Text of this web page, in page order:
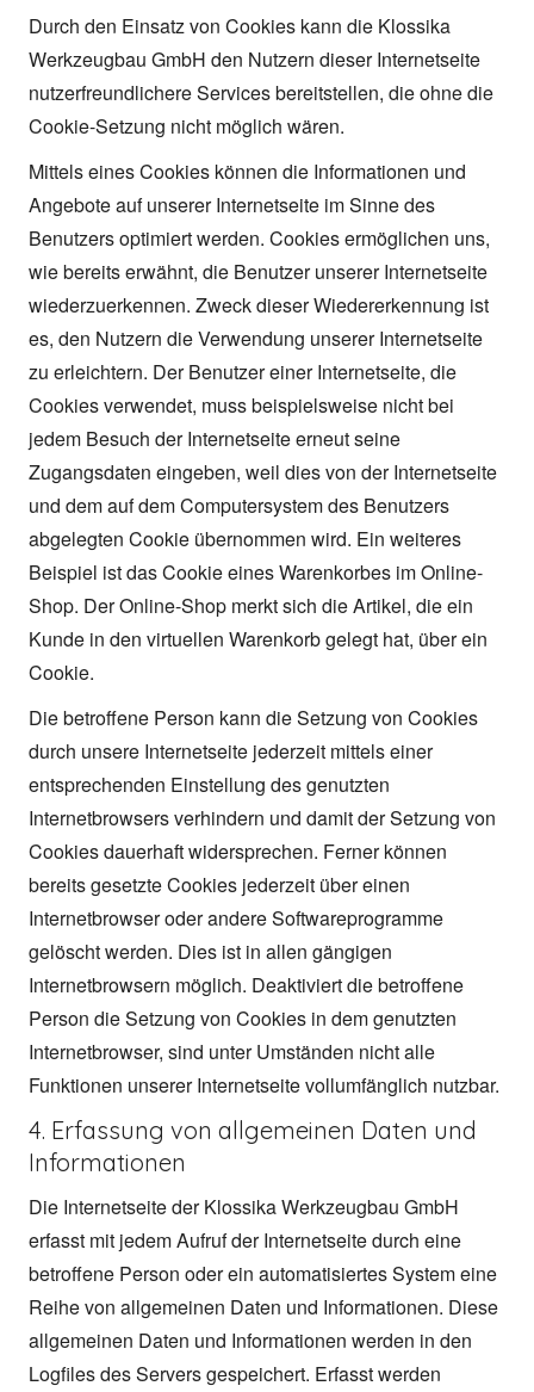
Durch den Einsatz von Cookies kann die Klossika
Werkzeugbau GmbH den Nutzern dieser Internetseite
nutzerfreundlichere Services bereitstellen, die ohne die
Cookie-Setzung nicht möglich wären.
Mittels eines Cookies können die Informationen und
Angebote auf unserer Internetseite im Sinne des
Benutzers optimiert werden. Cookies ermöglichen uns,
wie bereits erwähnt, die Benutzer unserer Internetseite
wiederzuerkennen. Zweck dieser Wiedererkennung ist
es, den Nutzern die Verwendung unserer Internetseite
zu erleichtern. Der Benutzer einer Internetseite, die
Cookies verwendet, muss beispielsweise nicht bei
jedem Besuch der Internetseite erneut seine
Zugangsdaten eingeben, weil dies von der Internetseite
und dem auf dem Computersystem des Benutzers
abgelegten Cookie übernommen wird. Ein weiteres
Beispiel ist das Cookie eines Warenkorbes im Online-
Shop. Der Online-Shop merkt sich die Artikel, die ein
Kunde in den virtuellen Warenkorb gelegt hat, über ein
Cookie.
Die betroffene Person kann die Setzung von Cookies
durch unsere Internetseite jederzeit mittels einer
entsprechenden Einstellung des genutzten
Internetbrowsers verhindern und damit der Setzung von
Cookies dauerhaft widersprechen. Ferner können
bereits gesetzte Cookies jederzeit über einen
Internetbrowser oder andere Softwareprogramme
gelöscht werden. Dies ist in allen gängigen
Internetbrowsern möglich. Deaktiviert die betroffene
Person die Setzung von Cookies in dem genutzten
Internetbrowser, sind unter Umständen nicht alle
Funktionen unserer Internetseite vollumfänglich nutzbar.
4. Erfassung von allgemeinen Daten und
Informationen
Die Internetseite der Klossika Werkzeugbau GmbH
erfasst mit jedem Aufruf der Internetseite durch eine
betroffene Person oder ein automatisiertes System eine
Reihe von allgemeinen Daten und Informationen. Diese
allgemeinen Daten und Informationen werden in den
Logfiles des Servers gespeichert. Erfasst werden